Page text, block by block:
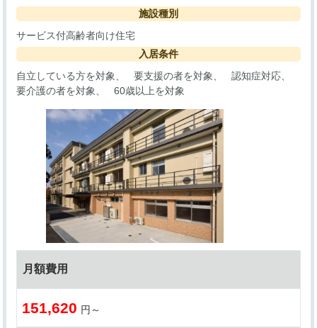
施設種別
サービス付高齢者向け住宅
入居条件
自立している方を対象
要支援の者を対象
認知症対応
要介護の者を対象
60歳以上を対象
月額費用
151,620 円～